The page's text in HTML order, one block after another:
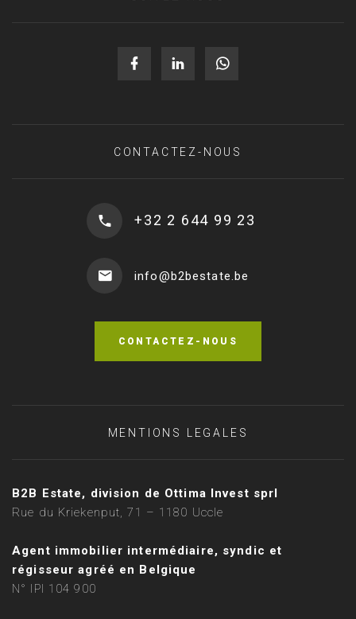
CONTACTEZ-NOUS
+32 2 644 99 23
info@b2bestate.be
CONTACTEZ-NOUS
MENTIONS LEGALES
B2B Estate, division de Ottima Invest sprl
Rue du Kriekenput, 71 – 1180 Uccle
Agent immobilier intermédiaire, syndic et
régisseur agréé en Belgique
N° IPI 104 900